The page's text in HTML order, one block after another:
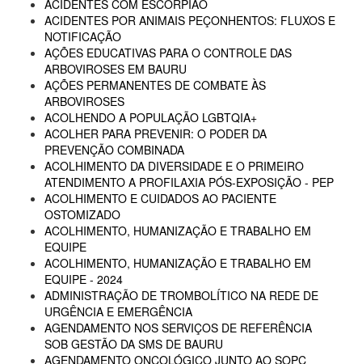
ACIDENTES COM ESCORPIÃO
ACIDENTES POR ANIMAIS PEÇONHENTOS: FLUXOS E
NOTIFICAÇÃO
AÇÕES EDUCATIVAS PARA O CONTROLE DAS
ARBOVIROSES EM BAURU
AÇÕES PERMANENTES DE COMBATE ÀS
ARBOVIROSES
ACOLHENDO A POPULAÇÃO LGBTQIA+
ACOLHER PARA PREVENIR: O PODER DA
PREVENÇÃO COMBINADA
ACOLHIMENTO DA DIVERSIDADE E O PRIMEIRO
ATENDIMENTO A PROFILAXIA PÓS-EXPOSIÇÃO - PEP
ACOLHIMENTO E CUIDADOS AO PACIENTE
OSTOMIZADO
ACOLHIMENTO, HUMANIZAÇÃO E TRABALHO EM
EQUIPE
ACOLHIMENTO, HUMANIZAÇÃO E TRABALHO EM
EQUIPE - 2024
ADMINISTRAÇÃO DE TROMBOLÍTICO NA REDE DE
URGÊNCIA E EMERGÊNCIA
AGENDAMENTO NOS SERVIÇOS DE REFERÊNCIA
SOB GESTÃO DA SMS DE BAURU
AGENDAMENTO ONCOLÓGICO JUNTO AO SOPC